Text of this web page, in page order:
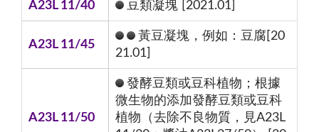
A23L 11/40 豆類凝塊 [2021.01]
A23L 11/45
黃豆凝塊，例如：豆腐[20
21.01]
A23L 11/50
發酵豆類或豆科植物；根據
微生物的添加發酵豆類或豆科
植物（去除不良物質，見A23L